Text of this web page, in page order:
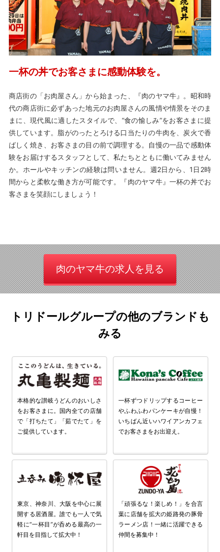
一杯の丼でお客さまに感動体験を。
商店街の「お肉屋さん」から始まった、『肉のヤマ牛』。昭和時
代の商店街に必ずあった地元のお肉屋さんの風情や情景をそのま
まに、現代風に適したスタイルで、“食の愉しみ”をお客さまに提
供しています。脂がのったとろける口当たりの牛肉を、炭火で香
ばしく焼き、お客さまの目の前で調理する。自慢の一品で感動体
験をお届けするスタッフとして、私たちとともに働いてみません
か。ホールやキッチンの経験は問いません。週2日から、1日2時
間からと柔軟な働き方が可能です。『肉のヤマ牛』一杯の丼でお
客さまを笑顔にしましょう！
肉のヤマ牛の求人を見る
トリドールグループの他のブランドも
みる
本格的な讃岐うどんのおいしさ
をお客さまに。国内全ての店舗
で「打ちたて」「茹でたて」を
ご提供しています。
一杯ずつドリップするコーヒー
やふわふわパンケーキが自慢！
いちばん近いハワイアンカフェ
でお客さまをお出迎え。
東京、神奈川、大阪を中心に展
開する居酒屋。誰でも一人で気
軽に“一杯目”が呑める最高の一
軒目を目指して拡大中！
「頑張るな！楽しめ！」を合言
葉に店舗を拡大の姫路発の豚骨
ラーメン店！一緒に活躍できる
仲間を募集中！